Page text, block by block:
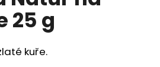
25 g
kuře.